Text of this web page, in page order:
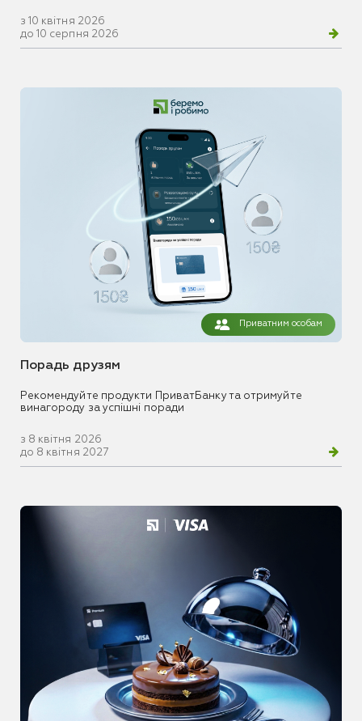
з 10 квітня 2026
до 10 серпня 2026
Приватним особам
Порадь друзям
Рекомендуйте продукти ПриватБанку та отримуйте
винагороду за успішні поради
з 8 квітня 2026
до 8 квітня 2027